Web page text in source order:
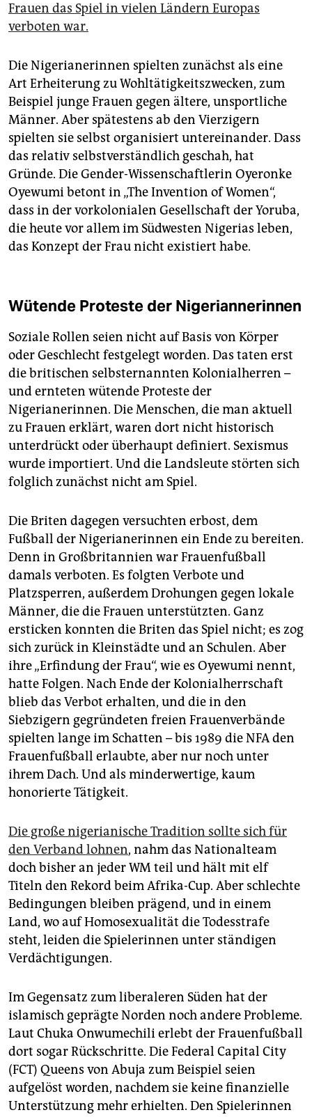
Frauen das Spiel in vielen Ländern Europas
verboten war.
Die Nigerianerinnen spielten zunächst als eine
Art Erheiterung zu Wohltätigkeitszwecken, zum
Beispiel junge Frauen gegen ältere, unsportliche
Männer. Aber spätestens ab den Vierzigern
spielten sie selbst organisiert untereinander. Dass
das relativ selbstverständlich geschah, hat
Gründe. Die Gender-Wissenschaftlerin Oyeronke
Oyewumi betont in „The Invention of Women“,
dass in der vorkolonialen Gesellschaft der Yoruba,
die heute vor allem im Südwesten Nigerias leben,
das Konzept der Frau nicht existiert habe.
Wütende Proteste der Nigeriannerinnen
Soziale Rollen seien nicht auf Basis von Körper
oder Geschlecht festgelegt worden. Das taten erst
die britischen selbsternannten Kolonialherren –
und ernteten wütende Proteste der
Nigerianerinnen. Die Menschen, die man aktuell
zu Frauen erklärt, waren dort nicht historisch
unterdrückt oder überhaupt definiert. Sexismus
wurde importiert. Und die Landsleute störten sich
folglich zunächst nicht am Spiel.
Die Briten dagegen versuchten erbost, dem
Fußball der Nigerianerinnen ein Ende zu bereiten.
Denn in Großbritannien war Frauenfußball
damals verboten. Es folgten Verbote und
Platzsperren, außerdem Drohungen gegen lokale
Männer, die die Frauen unterstützten. Ganz
ersticken konnten die Briten das Spiel nicht; es zog
sich zurück in Kleinstädte und an Schulen. Aber
ihre „Erfindung der Frau“, wie es Oyewumi nennt,
hatte Folgen. Nach Ende der Kolonialherrschaft
blieb das Verbot erhalten, und die in den
Siebzigern gegründeten freien Frauenverbände
spielten lange im Schatten – bis 1989 die NFA den
Frauenfußball erlaubte, aber nur noch unter
ihrem Dach. Und als minderwertige, kaum
honorierte Tätigkeit.
Die große nigerianische Tradition sollte sich für
den Verband lohnen, nahm das Nationalteam
doch bisher an jeder WM teil und hält mit elf
Titeln den Rekord beim Afrika-Cup. Aber schlechte
Bedingungen bleiben prägend, und in einem
Land, wo auf Homosexualität die Todesstrafe
steht, leiden die Spielerinnen unter ständigen
Verdächtigungen.
Im Gegensatz zum liberaleren Süden hat der
islamisch geprägte Norden noch andere Probleme.
Laut Chuka Onwumechili erlebt der Frauenfußball
dort sogar Rückschritte. Die Federal Capital City
(FCT) Queens von Abuja zum Beispiel seien
aufgelöst worden, nachdem sie keine finanzielle
Unterstützung mehr erhielten. Den Spielerinnen